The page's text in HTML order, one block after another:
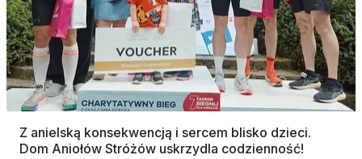
Z anielską konsekwencją i sercem blisko dzieci.
Dom Aniołów Stróżów uskrzydla codzienność!